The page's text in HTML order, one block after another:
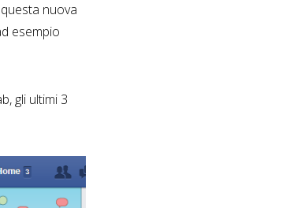
nuova
esempio
gli ultimi 3